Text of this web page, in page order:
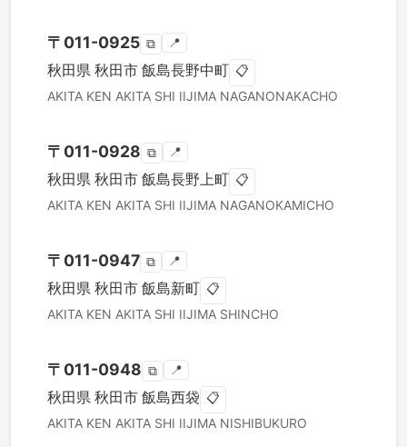
〒 011-0925 ⧉ 📍
秋田県 秋田市 飯島長野中町 📋
AKITA KEN AKITA SHI IIJIMA NAGANONAKACHO
〒 011-0928 ⧉ 📍
秋田県 秋田市 飯島長野上町 📋
AKITA KEN AKITA SHI IIJIMA NAGANOKAMICHO
〒 011-0947 ⧉ 📍
秋田県 秋田市 飯島新町 📋
AKITA KEN AKITA SHI IIJIMA SHINCHO
〒 011-0948 ⧉ 📍
秋田県 秋田市 飯島西袋 📋
AKITA KEN AKITA SHI IIJIMA NISHIBUKURO